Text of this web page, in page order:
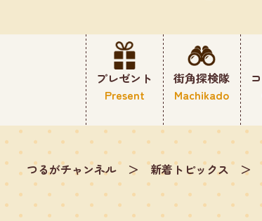
プレゼント
Present
街角探検隊
Machikado
つるがチャンネル ＞ 新着トピックス ＞